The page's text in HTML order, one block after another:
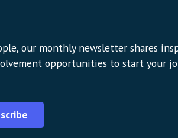
our monthly newsletter shares
opportunities to start your